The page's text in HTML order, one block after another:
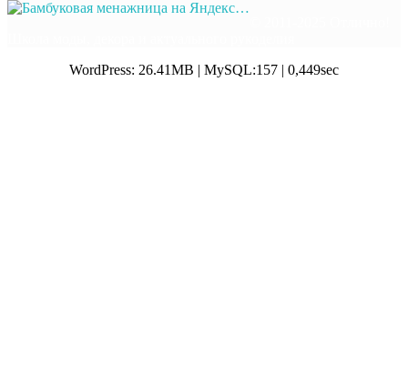
WordPress: 26.41MB | MySQL:157 | 0,449sec